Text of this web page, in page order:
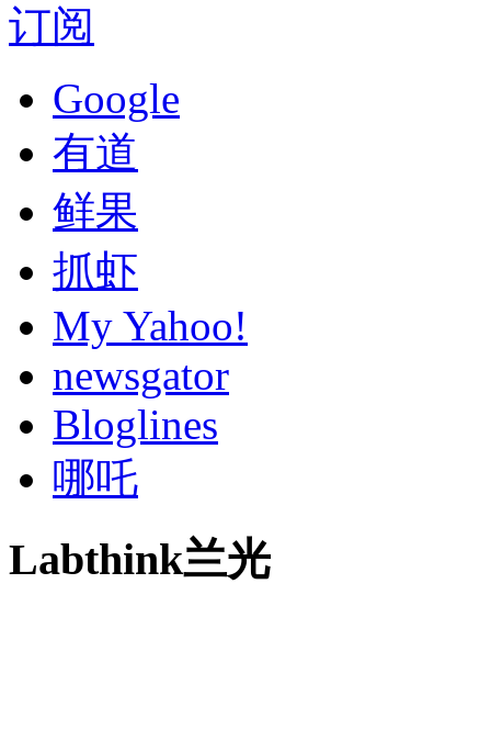
订阅
Google
有道
鲜果
抓虾
My Yahoo!
newsgator
Bloglines
哪吒
Labthink兰光